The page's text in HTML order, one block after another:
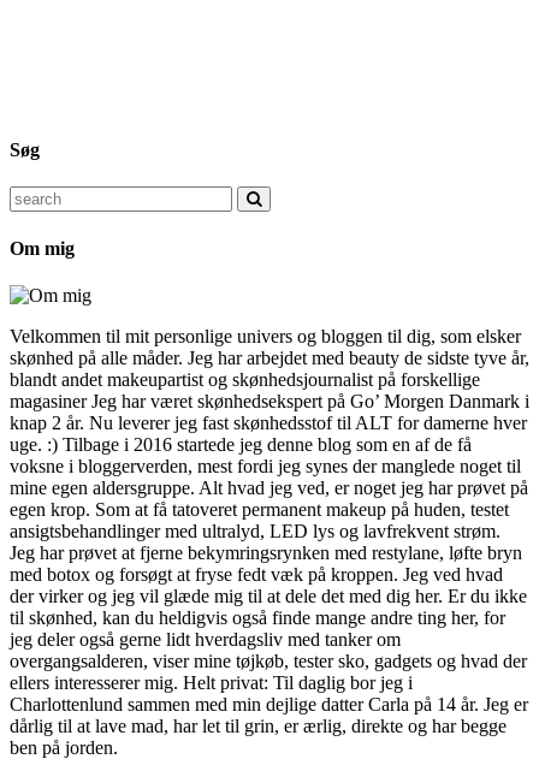
Søg
Search
for:
Om mig
Velkommen til mit personlige univers og bloggen til dig, som elsker
skønhed på alle måder. Jeg har arbejdet med beauty de sidste tyve år,
blandt andet makeupartist og skønhedsjournalist på forskellige
magasiner Jeg har været skønhedsekspert på Go’ Morgen Danmark i
knap 2 år. Nu leverer jeg fast skønhedsstof til ALT for damerne hver
uge. :) Tilbage i 2016 startede jeg denne blog som en af de få
voksne i bloggerverden, mest fordi jeg synes der manglede noget til
mine egen aldersgruppe. Alt hvad jeg ved, er noget jeg har prøvet på
egen krop. Som at få tatoveret permanent makeup på huden, testet
ansigtsbehandlinger med ultralyd, LED lys og lavfrekvent strøm.
Jeg har prøvet at fjerne bekymringsrynken med restylane, løfte bryn
med botox og forsøgt at fryse fedt væk på kroppen. Jeg ved hvad
der virker og jeg vil glæde mig til at dele det med dig her. Er du ikke
til skønhed, kan du heldigvis også finde mange andre ting her, for
jeg deler også gerne lidt hverdagsliv med tanker om
overgangsalderen, viser mine tøjkøb, tester sko, gadgets og hvad der
ellers interesserer mig. Helt privat: Til daglig bor jeg i
Charlottenlund sammen med min dejlige datter Carla på 14 år. Jeg er
dårlig til at lave mad, har let til grin, er ærlig, direkte og har begge
ben på jorden.